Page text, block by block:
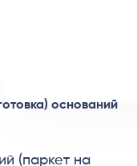
оснований
(паркет на